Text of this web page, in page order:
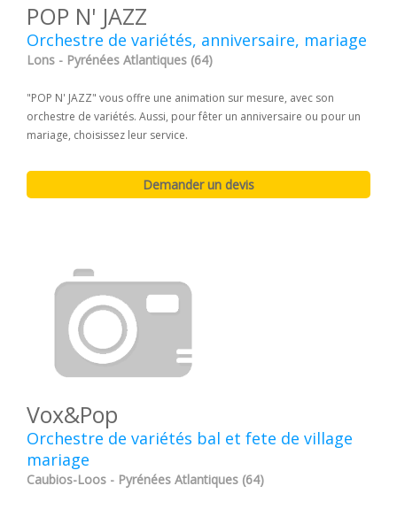
POP N' JAZZ
Orchestre de variétés, anniversaire, mariage
Lons - Pyrénées Atlantiques (64)
"POP N' JAZZ" vous offre une animation sur mesure, avec son
orchestre de variétés. Aussi, pour fêter un anniversaire ou pour un
mariage, choisissez leur service.
Vox&Pop
Orchestre de variétés bal et fete de village
mariage
Caubios-Loos - Pyrénées Atlantiques (64)